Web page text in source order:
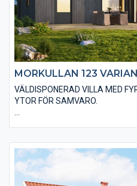
MORKULLAN 123
VÄLDISPONERAD VILLA MED
YTOR FÖR SAMVARO.
karakteristiskt utseende. Vi klär
slätspontad träpanel som med
falusvart för att förstärka
alternativa utföranden för att